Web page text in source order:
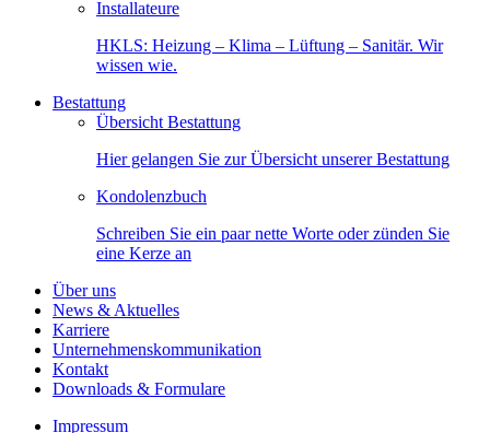
Installateure
HKLS: Heizung – Klima – Lüftung – Sanitär. Wir
wissen wie.
Bestattung
Übersicht Bestattung
Hier gelangen Sie zur Übersicht unserer Bestattung
Kondolenzbuch
Schreiben Sie ein paar nette Worte oder zünden Sie
eine Kerze an
Über uns
News & Aktuelles
Karriere
Unternehmenskommunikation
Kontakt
Downloads & Formulare
Impressum